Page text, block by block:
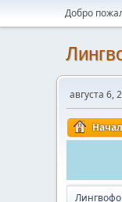
Добро
августа 6,